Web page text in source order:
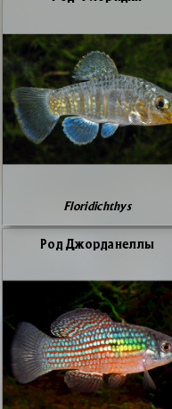
Floridichthys
Род Джор­да­нел­лы